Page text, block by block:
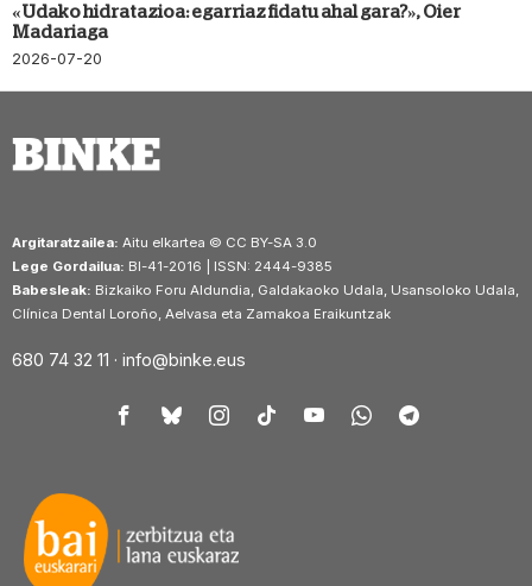
«Udako hidratazioa: egarriaz fidatu ahal gara?», Oier
Madariaga
2026-07-20
Argitaratzailea: Aitu elkartea © CC BY-SA 3.0
Lege Gordailua: BI-41-2016 | ISSN: 2444-9385
Babesleak: Bizkaiko Foru Aldundia, Galdakaoko Udala, Usansoloko Udala,
Clínica Dental Loroño, Aelvasa eta Zamakoa Eraikuntzak
680 74 32 11 · info@binke.eus